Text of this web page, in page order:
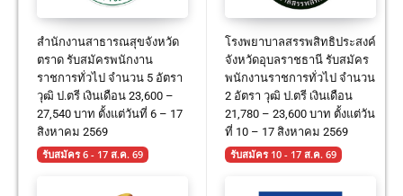
สำนักงานสาธารณสุขจังหวัด
ตราด รับสมัครพนักงาน
ราชการทั่วไป จำนวน 5 อัตรา
วุฒิ ป.ตรี เงินเดือน 23,600 –
27,540 บาท ตั้งแต่วันที่ 6 – 17
สิงหาคม 2569
รับสมัคร 6 - 17 ส.ค. 69
โรงพยาบาลสรรพสิทธิประสงค์
จังหวัดอุบลราชธานี รับสมัคร
พนักงานราชการทั่วไป จำนวน
2 อัตรา วุฒิ ป.ตรี เงินเดือน
21,780 – 23,600 บาท ตั้งแต่วัน
ที่ 10 – 17 สิงหาคม 2569
รับสมัคร 10 - 17 ส.ค. 69